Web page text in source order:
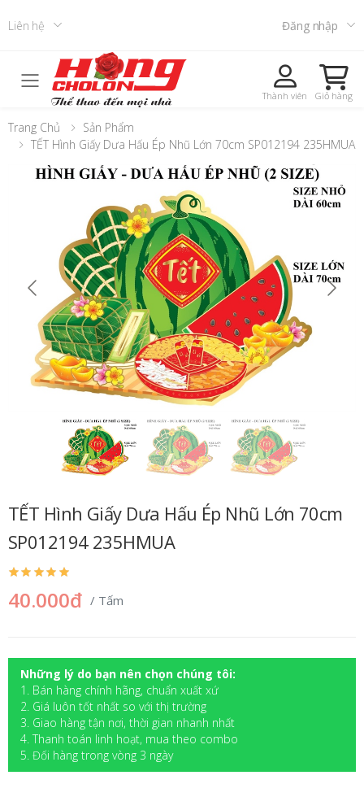
Liên hệ Đăng nhập
Toggle mobile menu Thành viên Giỏ hàng
Trang Chủ
Sản Phẩm
TẾT Hình Giấy Dưa Hấu Ép Nhũ Lớn 70cm SP012194 235HMUA
TẾT Hình Giấy Dưa Hấu Ép Nhũ Lớn 70cm
SP012194 235HMUA
40.000đ / Tấm
Những lý do bạn nên chọn chúng tôi:
1. Bán hàng chính hãng, chuẩn xuất xứ
2. Giá luôn tốt nhất so với thị trường
3. Giao hàng tận nơi, thời gian nhanh nhất
4. Thanh toán linh hoạt, mua theo combo
5. Đối hàng trong vòng 3 ngày